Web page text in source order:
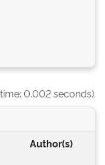
0.002 seconds).
Author(s)